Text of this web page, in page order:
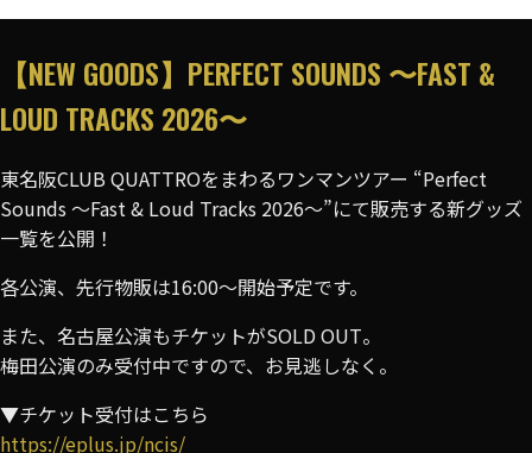
【NEW GOODS】PERFECT SOUNDS 〜FAST &
LOUD TRACKS 2026〜
東名阪CLUB QUATTROをまわるワンマンツアー “Perfect
Sounds 〜Fast & Loud Tracks 2026〜”にて販売する新グッズ
一覧を公開！
各公演、先行物販は16:00〜開始予定です。
また、名古屋公演もチケットがSOLD OUT。
梅田公演のみ受付中ですので、お見逃しなく。
▼チケット受付はこちら
https://eplus.jp/ncis/